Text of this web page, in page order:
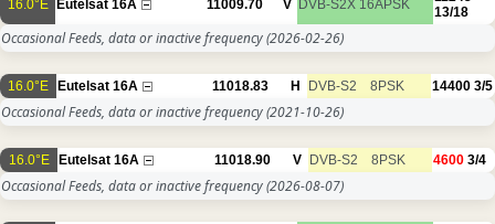
16.0°E Eutelsat 16A 11009.70 V DVB-S2X 16APSK
13/18
Occasional Feeds, data or inactive frequency(2026-02-26)
16.0°E Eutelsat 16A 11018.83 H DVB-S2 8PSK 14400 3/5
Occasional Feeds, data or inactive frequency(2021-10-26)
16.0°E Eutelsat 16A 11018.90 V DVB-S2 8PSK 4600 3/4
Occasional Feeds, data or inactive frequency(2026-08-07)